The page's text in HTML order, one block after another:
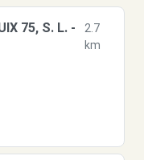
75, S. L. -
2.7
km